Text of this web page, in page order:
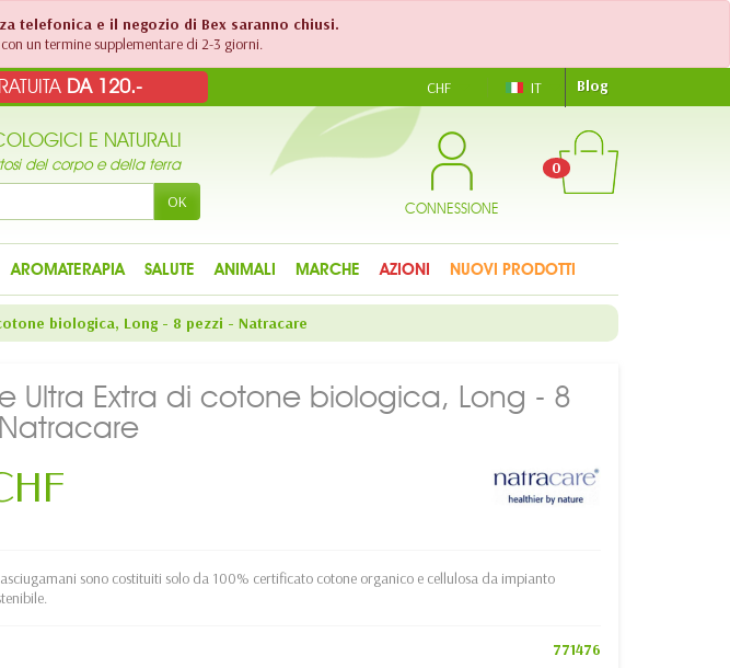
telefonica e il negozio di Bex saranno chiusi.
un termine supplementare di 2-3 giorni.
DA 120.- CHF IT Blog
E NATURALI
del corpo e della terra
OK CONNESSIONE
0
AROMATERAPIA SALUTE ANIMALI MARCHE AZIONI NUOVI PRODOTTI
biologica, Long - 8 pezzi - Natracare
Ultra Extra di cotone biologica, Long - 8
sono costituiti solo da 100% certificato cotone organico e cellulosa da impianto
771476